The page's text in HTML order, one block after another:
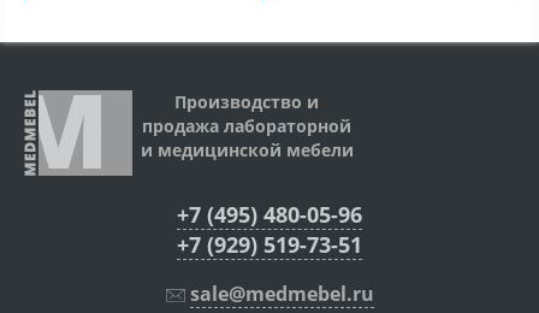
Производство и
продажа лабораторной
и медицинской мебели
+7 (495) 480-05-96
+7 (929) 519-73-51
sale@medmebel.ru